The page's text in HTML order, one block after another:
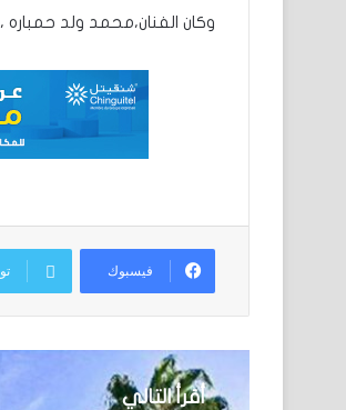
وكان الفنان،محمد ولد
فيسبوك
أقرأ التالي